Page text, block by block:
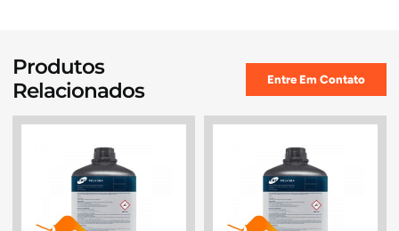
Produtos
Relacionados
Entre Em Contato